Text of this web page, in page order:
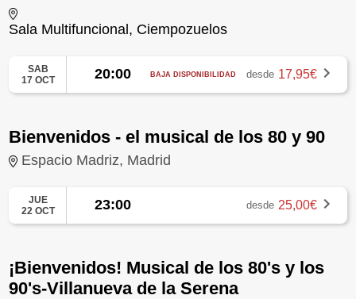
Sala Multifuncional, Ciempozuelos
SAB
17 OCT
20:00 BAJA DISPONIBILIDAD desde 17,95€
Bienvenidos - el musical de los 80 y 90
Espacio Madriz, Madrid
JUE
22 OCT
23:00 desde 25,00€
¡Bienvenidos! Musical de los 80's y los
90's-Villanueva de la Serena